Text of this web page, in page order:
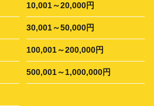
10,001～20,000円
30,001～50,000円
100,001～200,000円
500,001～1,000,000円